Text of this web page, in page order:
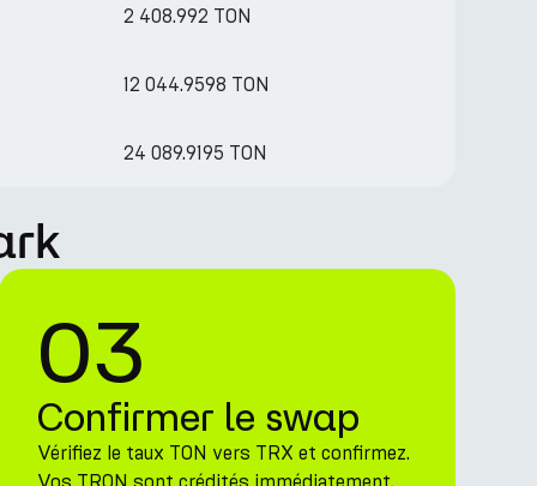
2 408.992 TON
12 044.9598 TON
24 089.9195 TON
03
Confirmer le swap
Vérifiez le taux TON vers TRX et confirmez.